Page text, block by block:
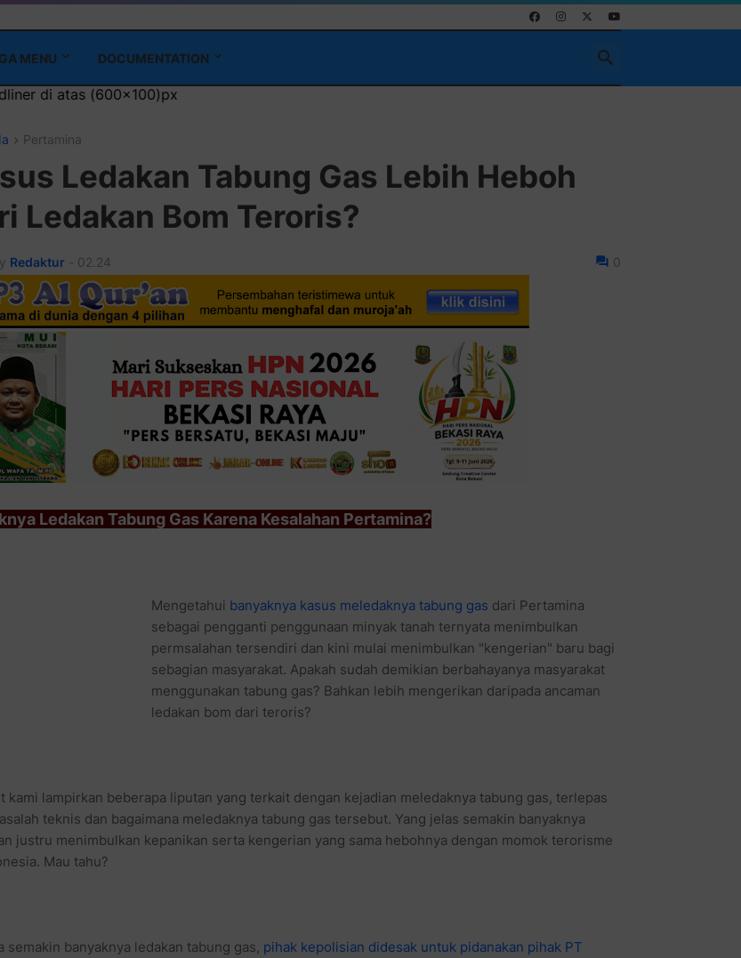
MENU DOCUMENTATION
Pertamina
Ledakan Tabung Gas Lebih Heboh
Ledakan Bom Teroris?
Redaktur - 02.24 0
Ledakan Tabung Gas Karena Kesalahan Pertamina?
banyaknya kasus meledaknya tabung gasdari Pertamina sebagai pengganti
minyak tanah ternyata menimbulkan permsalahan tersendiri dan kini mulai
"kengerian" baru bagi sebagian masyarakat. Apakah sudah demikian berbahayanya
menggunakan tabung gas? Bahkan lebih mengerikan daripada ancaman ledakan bom dari
teknis dan bagaimana meledaknya tabung gas tersebut. Yang jelas semakin banyaknya
justru menimbulkan kepanikan serta kengerian yang sama hebohnya dengan momok terorisme
Mau tahu?
. Memangnya apa salah Pertamina? Padahal inti permasalahannya adalah karenakurangnya